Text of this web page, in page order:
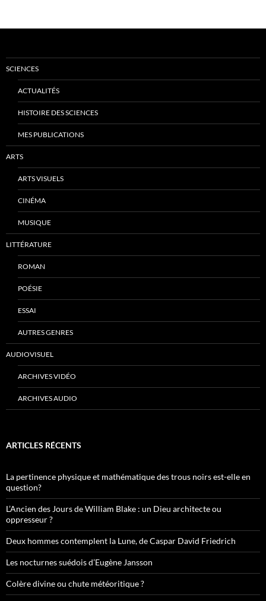
SCIENCES
ACTUALITÉS
HISTOIRE DES SCIENCES
MES PUBLICATIONS
ARTS
ARTS VISUELS
CINÉMA
MUSIQUE
LITTÉRATURE
ROMAN
POÉSIE
ESSAI
AUTRES GENRES
AUDIOVISUEL
ARCHIVES VIDÉO
ARCHIVES AUDIO
ARTICLES RÉCENTS
La pertinence physique et mathématique des trous noirs est-elle en
question?
L’Ancien des Jours de William Blake : un Dieu architecte ou
oppresseur ?
Deux hommes contemplent la Lune, de Caspar David Friedrich
Les nocturnes suédois d’Eugène Jansson
Colère divine ou chute météoritique ?